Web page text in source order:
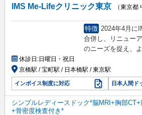
IMS Me-Lifeクリニック東京
（東京都
特徴 2024年4月に
合併し、リニュー
のニーズを捉え、
休診日:日曜日・祝日
京橋駅 / 宝町駅 / 日本橋駅 / 東京駅
インボイス制度に対応 日本人間ド
シンプルレディースドック*脳MRI+胸部
+骨密度検査付き*